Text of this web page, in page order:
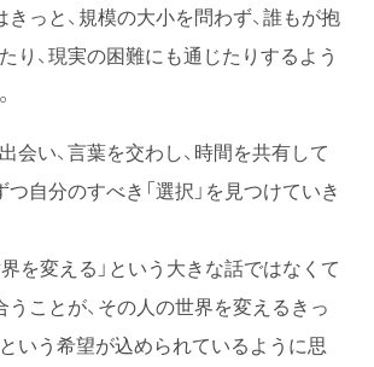
きっと、規模の大小を問わず、誰もが抱
り、現実の困難にも通じたりするよう
会い、言葉を交わし、時間を共有して
つ自分のすべき「選択」を見つけていき
界を変える」という大きな話ではなくて
うことが、その人の世界を変えるきっ
いう希望が込められているように思